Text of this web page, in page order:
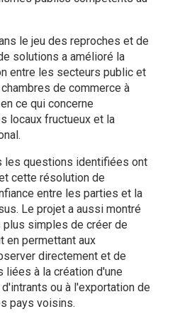
le jeu des reproches et de
solutions a amélioré la
entre les secteurs public et
de commerce à
ce qui concerne
locaux fructueux et la
les questions identifiées ont
cette résolution de
entre les parties et la
Le projet a aussi montré
simples de créer de
en permettant aux
directement et de
à la création d'une
ou à l'exportation de
pays voisins.